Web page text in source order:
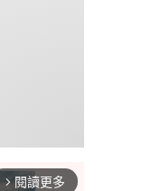
arrow_forward_ios 閱讀更多